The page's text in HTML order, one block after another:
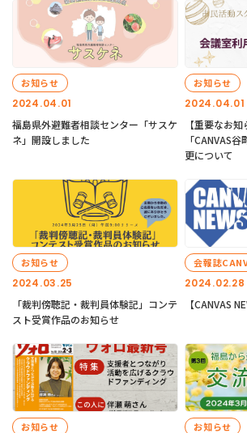
2024.04.01
お知らせ
福島県外避難者相談センター「サスケ
ネ」開設しました
2024.04.01
お知らせ
【重要なお
「CANVAS
更について
2024.03.25
お知らせ
「裁判傍聴記・裁判員体験記」コンテ
スト受賞作品のお知らせ
2024.02.28
会報誌
【CANVAS
お知らせ お知らせ